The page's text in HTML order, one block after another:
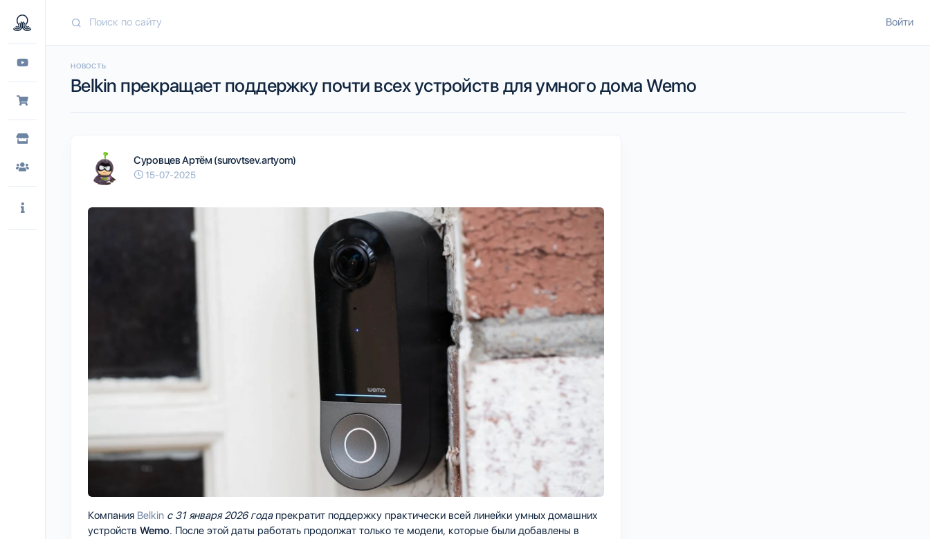
Войти
НОВОСТЬ
Belkin прекращает поддержку почти всех устройств для умного дома Wemo
Суровцев Артём (surovtsev.artyom)
15-07-2025
Компания Belkin с 31 января 2026 годапрекратит поддержку практически всей линейки умных домашних
устройств Wemo. После этой даты работать продолжат только те модели, которые были добавлены в